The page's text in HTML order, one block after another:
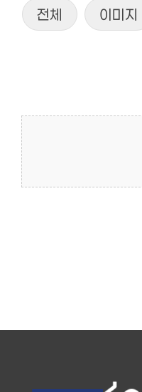
전체 이미지